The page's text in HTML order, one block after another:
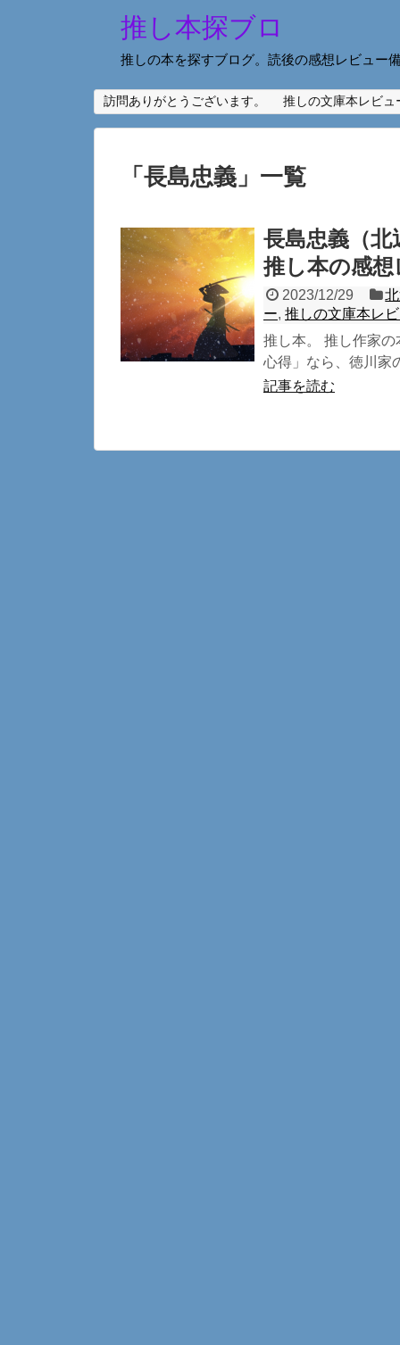
推し本探ブロ
推しの本を探すブログ。読後の感想レビュー
訪問ありがとうございます。 推しの文庫本レビュ
「 長島忠義 」 一覧
長島忠義（
推し本の感
2023/12/29
ー, 推しの文庫本レ
推し本。 推し作家
心得」なら、徳川家
記事を読む